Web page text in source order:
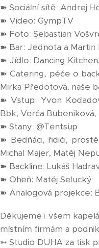
➽ Sociální sítě: Andrej
➽ Video: GympTV
➽ Foto: Sebastian
➽ Bar: Jednota a Martin
➽ Jídlo: Dancing
➽ Catering, péče o
Mirka Předotová, naše
➽ Vstup: Yvon
Bbk, Verča Bubeníková,
➽ Stany: @Tents´up
➽ Bedňáci, řidiči,
Michal Majer, Matěj
➽ Backline: Lukáš
➽ Oheň: Matěj Selucký
➽ Analogová projekce:
Děkujeme i všem
místním firmám a
➳ Studio DUHA za tisk